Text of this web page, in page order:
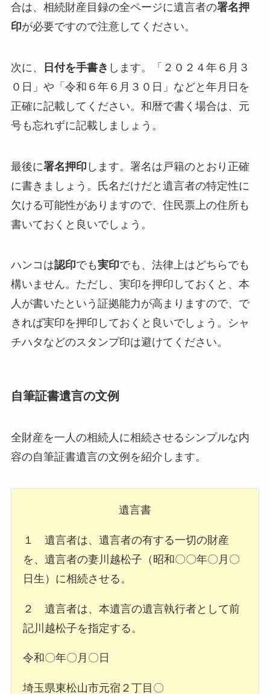
合は、相続財産目録の全ページに遺言者の署名押
印が必要ですので注意してください。
次に、 日付を手書き します。「２０２４年６月３
０日」や「令和６年６月３０日」などと年月日を
正確に記載してください。和暦で書く場合は、元
号も忘れずに記載しましょう。
最後に署名押印 します。署名は戸籍のとおり正確
に書きましょう。氏名だけだと遺言者の特定性に
欠ける可能性がありますので、住民票上の住所も
書いておくと良いでしょう。
ハンコは認印でも実印でも、法律上はどちらでも
構いません。ただし、実印を押印しておくと、本
人が書いたという証拠能力が高まりますので、で
きれば実印を押印しておくと良いでしょう。シャ
チハタなどのスタンプ印は避けてください。
自筆証書遺言の文例
全財産を一人の相続人に相続させるシンプルな内
容の自筆証書遺言の文例を紹介します。
遺言書
１ 遺言者は、遺言者の有する一切の財産
を、遺言者の妻川越松子（昭和〇〇年〇月〇
日生）に相続させる。
２ 遺言者は、本遺言の遺言執行者として前
記川越松子を指定する。
令和〇年〇月〇日
埼玉県東松山市元宿２丁目〇